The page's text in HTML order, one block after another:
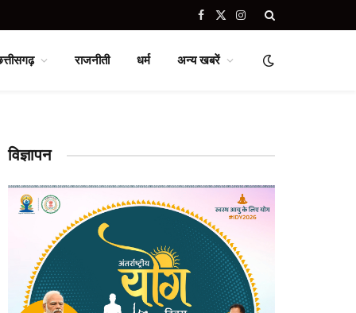
Facebook
X
Instagram
राजनीती धर्म अन्य खबरें
विज्ञापन